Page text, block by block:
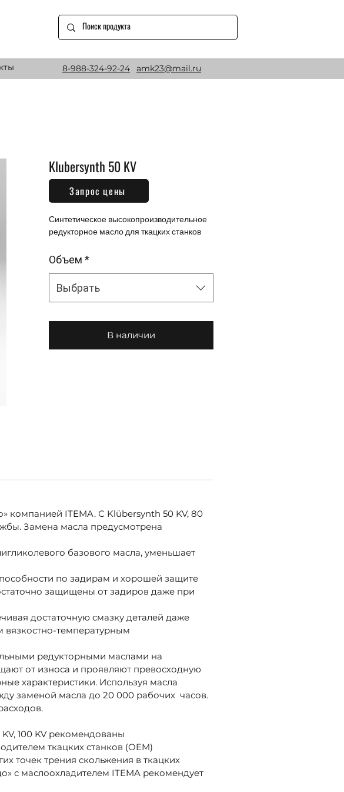
8-988-324-92-24 amk23@mail.ru
Klubersynth 50 KV
0,00 ₽Цена
Синтетическое высокопроизводительное
редукторное масло для ткацких станков
Объем *
Выбрать
В наличии
компанией ITEMA. С Klübersynth 50 KV, 80
Замена масла предусмотрена
базового масла, уменьшает
по задирам и хорошей защите
защищены от задиров даже при
достаточную смазку деталей даже
температурным
редукторными маслами на
от износа и проявляют превосходную
характеристики. Используя масла
заменой масла до 20 000 рабочих часов.
100 KV рекомендованы
ткацких станков (OEM)
точек трения скольжения в ткацких
с маслоохладителем ITEMA рекомендует
Запрос цены